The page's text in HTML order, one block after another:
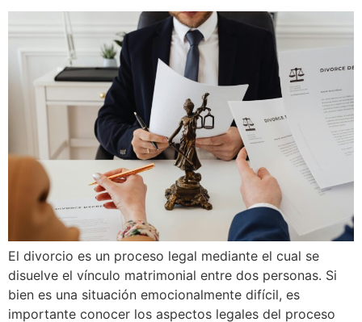
El divorcio es un proceso legal mediante el cual se
disuelve el vínculo matrimonial entre dos personas. Si
bien es una situación emocionalmente difícil, es
importante conocer los aspectos legales del proceso